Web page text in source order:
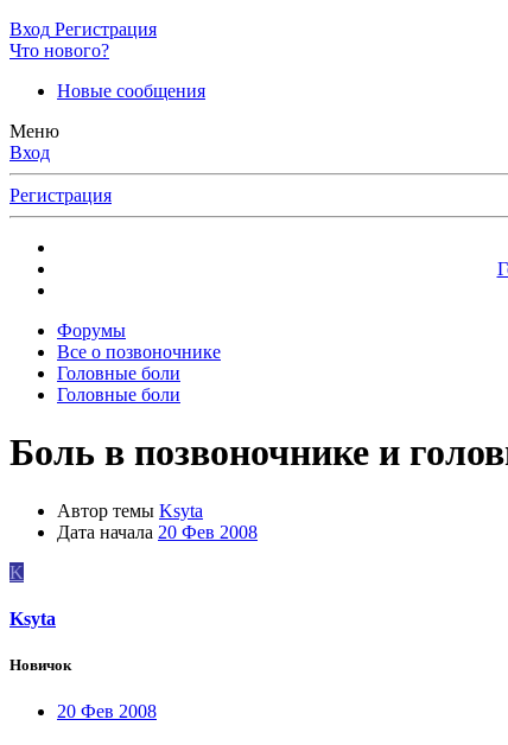
Вход Регистрация
Что нового?
Новые сообщения
Меню
Вход
Регистрация
Форумы
Все о позвоночнике
Головные боли
Головные боли
Боль в позвоночнике и
Автор темы Ksyta
Дата начала 20 Фев 2008
K
Ksyta
Новичок
20 Фев 2008